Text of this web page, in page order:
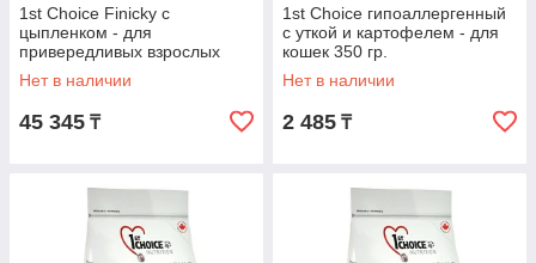
1st Choice Finicky с
цыпленком - для
привередливых взрослых
кошек от 1 года до 10 лет
5.44 кг.
Нет в наличии
45 345 ₸
1st Choice гипоаллергенный
с уткой и картофелем - для
кошек 350 гр.
Нет в наличии
2 485 ₸